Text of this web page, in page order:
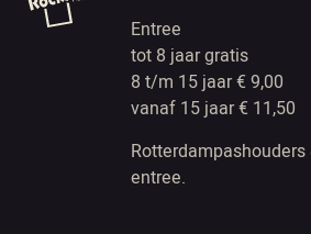
Entree
tot 8 jaar gratis
8 t/m 15 jaar € 9,00
vanaf 15 jaar € 11,50
entree.